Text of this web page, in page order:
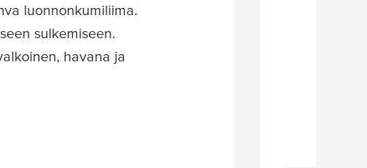
luonnonkumiliima.
sulkemiseen.
havana ja